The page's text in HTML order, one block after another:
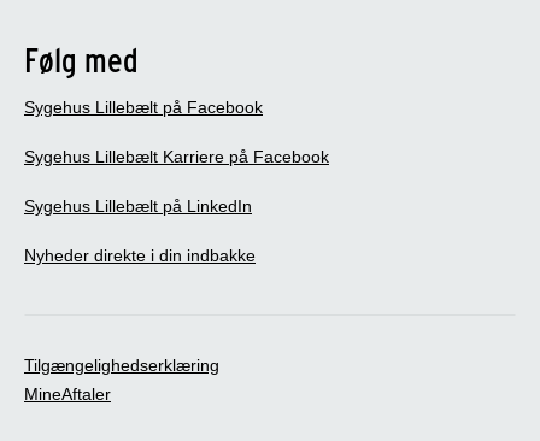
Følg med
Sygehus Lillebælt på Facebook
Sygehus Lillebælt Karriere på Facebook
Sygehus Lillebælt på LinkedIn
Nyheder direkte i din indbakke
Tilgængelighedserklæring
MineAftaler